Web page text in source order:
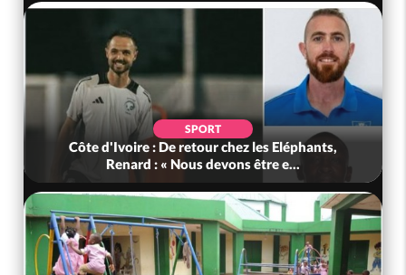
SPORT
Côte d'Ivoire : De retour chez les Eléphants,
Renard : « Nous devons être e...